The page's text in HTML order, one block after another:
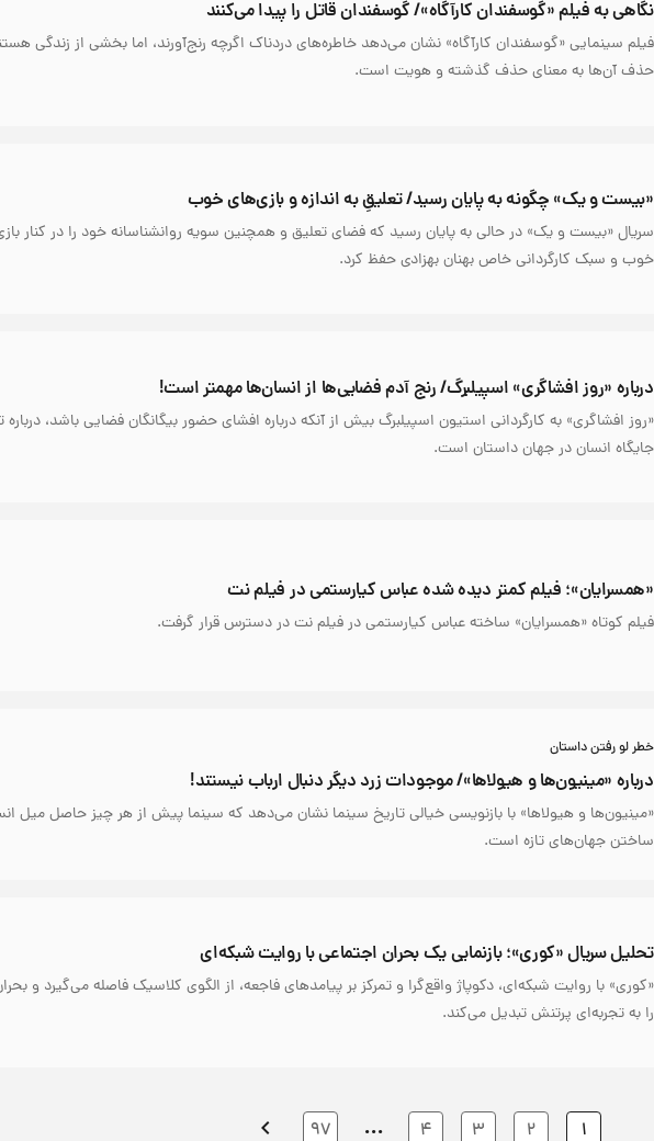
نگاهی به فیلم «گوسفندان کارآگاه»/ گوسفندان قاتل را پیدا می‌کنند
فیلم سینمایی «گوسفندان کارآگاه» نشان می‌دهد خاطره‌های دردناک اگرچه رنج‌آورند، اما بخشی از زندگی‌
حذف آن‌ها به معنای حذف گذشته و هویت است.
«بیست و یک» چگونه به پایان رسید/ تعلیقِ به اندازه و بازی‌های خوب
سریال «بیست و یک» در حالی به پایان رسید که فضای تعلیق و همچنین سویه روانشناسانه خود را در کنار
خوب و سبک کارگردانی خاص بهنان بهزادی حفظ کرد.
درباره «روز افشاگری» اسپیلبرگ/ رنج آدم فضایی‌ها از انسان‌ها مهمتر است!
«روز افشاگری» به کارگردانی استیون اسپیلبرگ بیش از آنکه درباره افشای حضور بیگانگان فضایی باشد، درباره
جایگاه انسان در جهان داستان است.
«همسرایان»؛ فیلم کمتر دیده شده عباس کیارستمی در فیلم نت
فیلم کوتاه «همسرایان» ساخته عباس کیارستمی در فیلم نت در دسترس قرار گرفت.
خطر لو رفتن داستان
درباره «مینیون‌‌ها و هیولاها»/ موجودات زرد دیگر دنبال ارباب نیستند!
«مینیون‌ها و هیولاها» با بازنویسی خیالی تاریخ سینما نشان می‌دهد که سینما پیش از هر چیز حاصل میل
ساختن جهان‌های تازه است.
تحلیل سریال «کوری»؛ بازنمایی یک بحران اجتماعی با روایت شبکه‌ای
«کوری» با روایت شبکه‌ای، دکوپاژ واقع‌گرا و تمرکز بر پیامدهای فاجعه، از الگوی کلاسیک فاصله می‌گیرد و
را به تجربه‌ای پرتنش تبدیل می‌کند.
1
2
3
4
…
97